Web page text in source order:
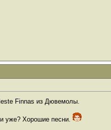
Finnas из Дювемолы.
уже? Хорошие песни.